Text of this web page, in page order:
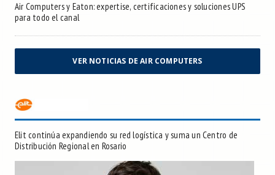
Air Computers y Eaton: expertise, certificaciones y soluciones UPS
para todo el canal
VER NOTICIAS DE AIR COMPUTERS
Elit continúa expandiendo su red logística y suma un Centro de
Distribución Regional en Rosario